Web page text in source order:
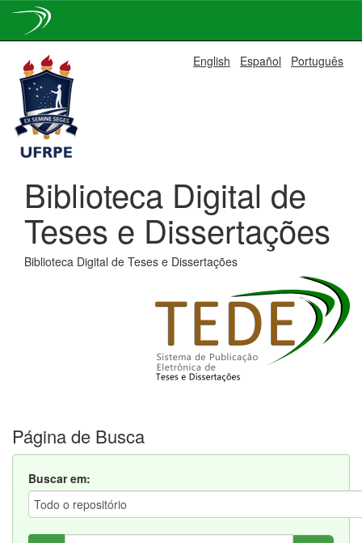
navigation
English Español Português
Biblioteca Digital de
Teses e Dissertações
Biblioteca Digital de Teses e Dissertações
Página de Busca
Buscar em: